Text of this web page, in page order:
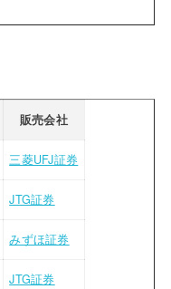
販売会社
三菱UFJ証券
JTG証券
みずほ証券
JTG証券